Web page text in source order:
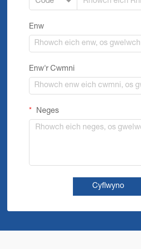
Enw
Enw'r Cwmni
Neges
Cyflwyno